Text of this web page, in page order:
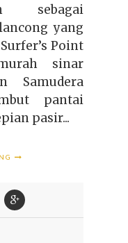
sebagai
yang
Point
sinar
Samudera
pantai
pasir...